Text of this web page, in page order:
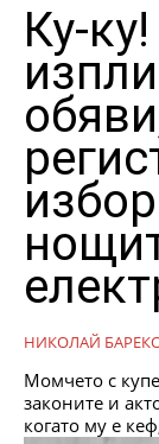
Ку-
НИКОЛАЙ
Момчето с
законите и
когато му е